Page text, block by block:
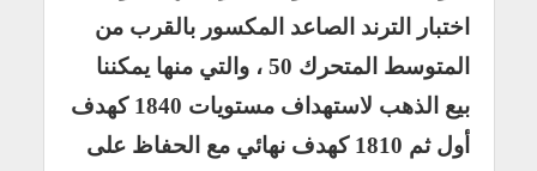
اختبار الترند الصاعد المكسور بالقرب من
المتوسط المتحرك 50 ، والتي منها يمكننا
بيع الذهب لاستهداف مستويات 1840 كهدف
أول ثم 1810 كهدف نهائي مع الحفاظ على